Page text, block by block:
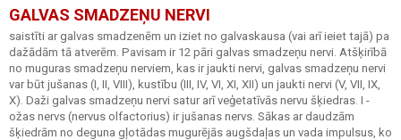
GALVAS SMADZEŅU NERVI
saistīti ar galvas smadzenēm un iziet no galvaskausa (vai arī ieiet tajā) pa
dažādām tā atverēm. Pavisam ir 12 pāri galvas smadzeņu nervi. Atšķirībā
no muguras smadzeņu nerviem, kas ir jaukti nervi, galvas smadzeņu nervi
var būt jušanas (I, II, VIII), kustību (III, IV, VI, XI, XII) un jaukti nervi (V, VII, IX,
X). Daži galvas smadzeņu nervi satur arī veģetatīvās nervu šķiedras. I -
ožas nervs (nervus olfactorius) ir jušanas nervs. Sākas ar daudzām
šķiedrām no deguna gļotādas mugurējās augšdaļas un vada impulsus, ko